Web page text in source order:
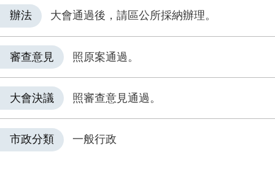
辦法 大會通過後，請區公所採納辦理。
審查意見 照原案通過。
大會決議 照審查意見通過。
市政分類 一般行政